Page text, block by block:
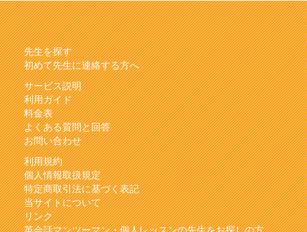
先生を探す
初めて先生に連絡する方へ
サービス説明
利用ガイド
料金表
よくある質問と回答
お問い合わせ
利用規約
個人情報取扱規定
特定商取引法に基づく表記
当サイトについて
リンク